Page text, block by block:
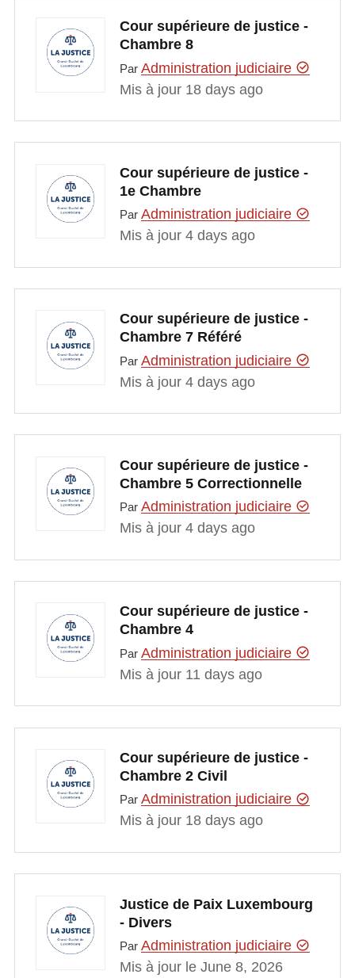
Cour supérieure de justice -
Chambre 8
Par Administration judiciaire
Mis à jour 18 days ago
Cour supérieure de justice -
1e Chambre
Par Administration judiciaire
Mis à jour 4 days ago
Cour supérieure de justice -
Chambre 7 Référé
Par Administration judiciaire
Mis à jour 4 days ago
Cour supérieure de justice -
Chambre 5 Correctionnelle
Par Administration judiciaire
Mis à jour 4 days ago
Cour supérieure de justice -
Chambre 4
Par Administration judiciaire
Mis à jour 11 days ago
Cour supérieure de justice -
Chambre 2 Civil
Par Administration judiciaire
Mis à jour 18 days ago
Justice de Paix Luxembourg
- Divers
Par Administration judiciaire
Mis à jour le June 8, 2026